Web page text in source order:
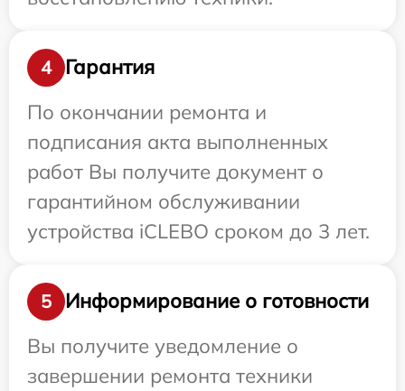
4
Гарантия
По окончании ремонта и
подписания акта выполненных
работ Вы получите документ о
гарантийном обслуживании
устройства iCLEBO сроком до 3 лет.
5
Информирование о готовности
Вы получите уведомление о
завершении ремонта техники